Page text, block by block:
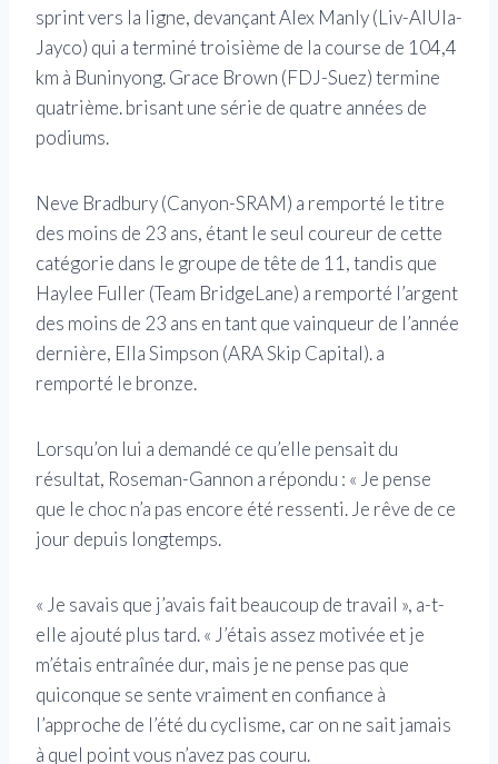
sprint vers la ligne, devançant Alex Manly (Liv-AlUla-
Jayco) qui a terminé troisième de la course de 104,4
km à Buninyong. Grace Brown (FDJ-Suez) termine
quatrième. brisant une série de quatre années de
podiums.
Neve Bradbury (Canyon-SRAM) a remporté le titre
des moins de 23 ans, étant le seul coureur de cette
catégorie dans le groupe de tête de 11, tandis que
Haylee Fuller (Team BridgeLane) a remporté l’argent
des moins de 23 ans en tant que vainqueur de l’année
dernière, Ella Simpson (ARA Skip Capital). a
remporté le bronze.
Lorsqu’on lui a demandé ce qu’elle pensait du
résultat, Roseman-Gannon a répondu : « Je pense
que le choc n’a pas encore été ressenti. Je rêve de ce
jour depuis longtemps.
« Je savais que j’avais fait beaucoup de travail », a-t-
elle ajouté plus tard. « J’étais assez motivée et je
m’étais entraînée dur, mais je ne pense pas que
quiconque se sente vraiment en confiance à
l’approche de l’été du cyclisme, car on ne sait jamais
à quel point vous n’avez pas couru.